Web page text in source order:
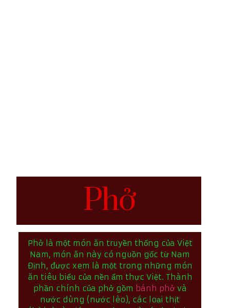
Phở
Phở là một món ăn truyền thống của Việt
Nam, món ăn này có nguồn gốc từ Nam
Định, được xem là một trong những món
ăn tiêu biểu của nền ẩm thực Việt. Thành
phần chính của phở gồm bánh phởvà
nước dùng (nước lèo), các loại thịt